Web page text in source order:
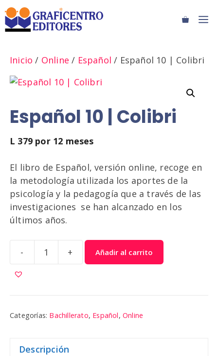
Saltar
al
contenido
Inicio / Online / Español / Español 10 | Colibri
Español 10 | Colibri
L 379 por 12 meses
El libro de Español, versión online, recoge en
la metodología utilizada los aportes de la
psicología y la pedagogía que a través de las
investigaciones se han alcanzado en los
últimos años.
-
Español
Colibri
cantidad
+ Añadir al carrito
Categorías: Bachillerato, Español,Online
Descripción